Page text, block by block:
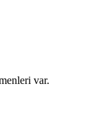
var.